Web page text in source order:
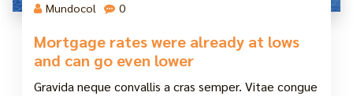
Mundocol 0
Mortgage rates were already at lows
and can go even lower
Gravida neque convallis a cras semper. Vitae congue